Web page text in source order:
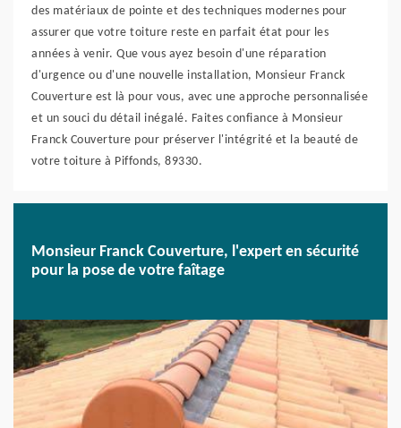
des matériaux de pointe et des techniques modernes pour
assurer que votre toiture reste en parfait état pour les
années à venir. Que vous ayez besoin d'une réparation
d'urgence ou d'une nouvelle installation, Monsieur Franck
Couverture est là pour vous, avec une approche personnalisée
et un souci du détail inégalé. Faites confiance à Monsieur
Franck Couverture pour préserver l'intégrité et la beauté de
votre toiture à Piffonds, 89330.
Monsieur Franck Couverture, l'expert en sécurité
pour la pose de votre faîtage